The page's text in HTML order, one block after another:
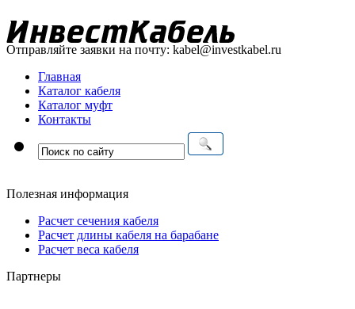
Отправляйте заявки на почту: kabel@investkabel.ru
Главная
Каталог кабеля
Каталог муфт
Контакты
Полезная информация
Расчет сечения кабеля
Расчет длины кабеля на барабане
Расчет веса кабеля
Партнеры